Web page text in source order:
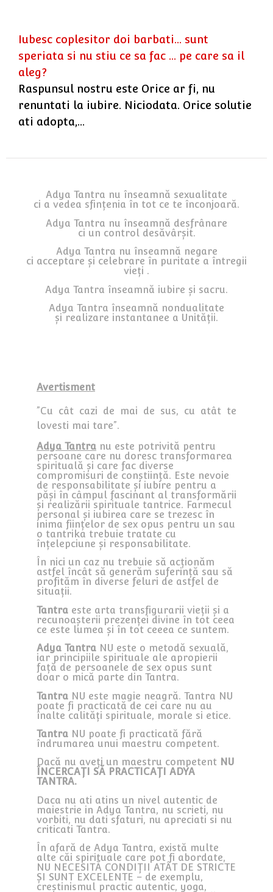
Iubesc coplesitor doi barbati... sunt
speriata si nu stiu ce sa fac ... pe care sa il
aleg?
Raspunsul nostru este Orice ar fi, nu
renuntati la iubire. Niciodata. Orice solutie
ati adopta,…
Adya Tantra nu înseamnă sexualitate
ci a vedea sfințenia în tot ce te înconjoară.
Adya Tantra nu înseamnă desfrânare
ci un control desăvârșit.
Adya Tantra nu înseamnă negare
ci acceptare și celebrare în puritate a întregii
vieți .
Adya Tantra înseamnă iubire și sacru.
Adya Tantra înseamnă nondualitate
și realizare instantanee a Unității.
Avertisment
”Cu cât cazi de mai de sus, cu atât te
lovesti mai tare”.
Adya Tantra nu este potrivită pentru
persoane care nu doresc transformarea
spirituală și care fac diverse
compromisuri de conștiință. Este nevoie
de responsabilitate și iubire pentru a
păși în câmpul fascinant al transformării
și realizării spirituale tantrice. Farmecul
personal și iubirea care se trezesc în
inima ființelor de sex opus pentru un sau
o tantrika trebuie tratate cu
înțelepciune și responsabilitate.
În nici un caz nu trebuie să acționăm
astfel încât să generăm suferință sau să
profităm în diverse feluri de astfel de
situații.
Tantra este arta transfigurarii vieții și a
recunoașterii prezenței divine în tot ceea
ce este lumea și în tot ceeea ce suntem.
Adya Tantra NU este o metodă sexuală,
iar principiile spirituale ale apropierii
față de persoanele de sex opus sunt
doar o mică parte din Tantra.
Tantra NU este magie neagră. Tantra NU
poate fi practicată de cei care nu au
înalte calități spirituale, morale si etice.
Tantra NU poate fi practicată fără
îndrumarea unui maestru competent.
Dacă nu aveți un maestru competent NU
ÎNCERCAȚI SĂ PRACTICAȚI ADYA
TANTRA.
Daca nu ati atins un nivel autentic de
maiestrie in Adya Tantra, nu scrieti, nu
vorbiti, nu dati sfaturi, nu apreciati si nu
criticati Tantra.
În afară de Adya Tantra, există multe
alte căi spirituale care pot fi abordate,
NU NECESITĂ CONDIȚII ATÂT DE STRICTE
ȘI SUNT EXCELENTE – de exemplu,
creștinismul practic autentic, yoga,